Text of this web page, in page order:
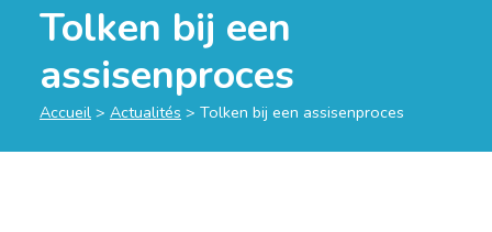
Tolken bij een
assisenproces
Accueil > Actualités > Tolken bij een assisenproces